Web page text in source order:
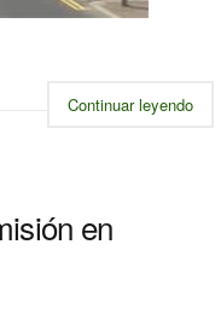
Continuar leyendo
en